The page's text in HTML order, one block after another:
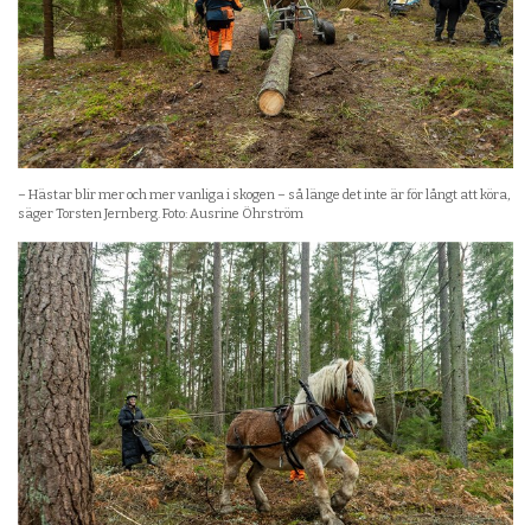
– Hästar blir mer och mer vanliga i skogen – så länge det inte är för långt att köra,
säger Torsten Jernberg. Foto: Ausrine Öhrström